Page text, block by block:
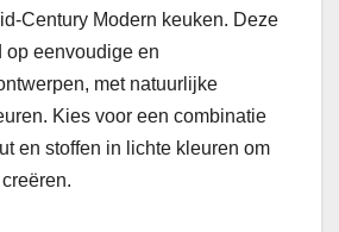
Century Modern keuken. Deze
op eenvoudige en
met natuurlijke
Kies voor een combinatie
en stoffen in lichte kleuren om